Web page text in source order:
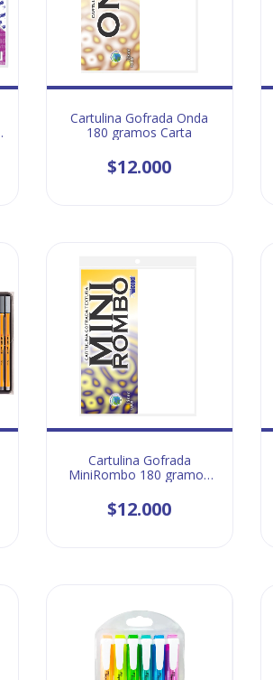
Cartulina Gofrada Onda
180 gramos Carta
$12.000
Cartulina Gofrada
MiniRombo 180 gramos
$12.000